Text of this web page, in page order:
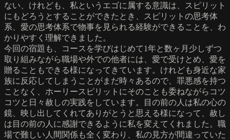
ない、けれども、私というエゴに属する意識は、スピリット
にもどろうとすることができたとき、スピリットの思考体
系、愛の思考体系で物事を見られる経験ができることを、わ
かりやすく理解できました。
今回の宿題も、コースを学びはじめて1年と数ヶ月少しずつ
取り組みながら職場や外での他者には、愛で受けとめ、愛を
贈ることもできる様になってきています。けれども身近な家
族に反応してしまうことがまだ時々あるので、罪悪感を持つ
ことなく、ホーリースピリットにそのことも委ねながらコツ
コツと日々赦しの実践をしています。目の前の人は私の心の
鏡、映し出してくれてありがとうと思える様になって、赦し
は目の前の人に感謝できるように私を変えてくれました。職
場で難しい人間関係も全く変わり、私の見方が間違っていた